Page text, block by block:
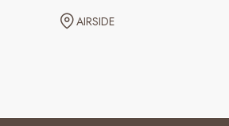
AIRSIDE